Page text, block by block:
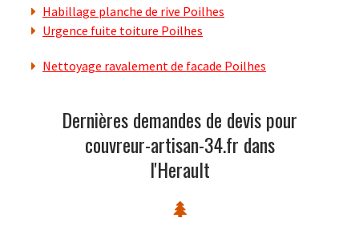
Habillage planche de rive Poilhes
Urgence fuite toiture Poilhes
Nettoyage ravalement de facade Poilhes
Dernières demandes de devis pour
couvreur-artisan-34.fr dans
l'Herault